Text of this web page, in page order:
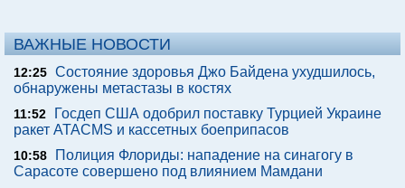
ВАЖНЫЕ НОВОСТИ
12:25 Состояние здоровья Джо Байдена ухудшилось,
обнаружены метастазы в костях
11:52
Госдеп США одобрил поставку Турцией Украине
ракет ATACMS и кассетных боеприпасов
10:58
Полиция Флориды: нападение на синагогу в
Сарасоте совершено под влиянием Мамдани